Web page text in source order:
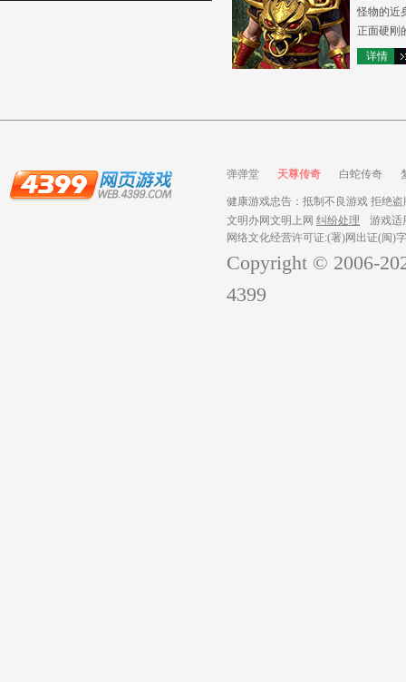
怪物的近
正面硬刚
详情
弹弹堂 天尊传奇 白蛇传奇
健康游戏忠告：抵制不良游戏 拒绝
文明办网文明上网 纠纷处理
游戏适
网络文化经营许可证:(署)网出证(闽)
Copyright © 2006-
4399